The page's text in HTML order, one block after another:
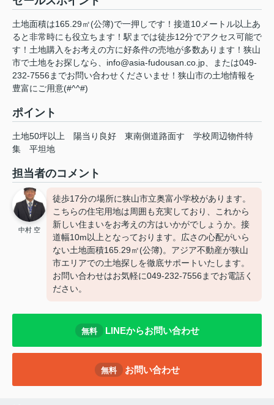
土地面積は165.29㎡(公簿)で一押しです！接道10メートル以上あ
ると非常時にも役立ちます！駅までは徒歩12分でアクセス可能で
す！土地購入をお考えの方に好条件の売地が多数あります！狭山
市で土地をお探しなら、info@asia-fudousan.co.jp、または049-
232-7556までお問い合わせくださいませ！狭山市の土地情報を
豊富にご用意(#^^#)
ポイント
土地50坪以上 陽当り良好 東南側道路面す
学校周辺物件特
集
平坦地
担当者のコメント
中村 空
徒歩17分の場所に狭山市立奥富小学校があります。
こちらの住宅用地は周囲も充実しており、これから
新しい住まいをお考えの方はいかがでしょうか。接
道幅10m以上となっております。広さの心配がいら
ない土地面積165.29㎡(公簿)。アジア不動産が狭山
市エリアでの土地探しを徹底サポートいたします。
お問い合わせはお気軽に049-232-7556までお電話く
ださい。
無料 LINEからお問い合わせ
無料 お問い合わせ